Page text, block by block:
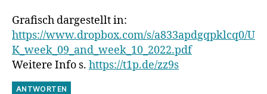
Grafisch dargestellt in:
https://www.dropbox.com/s/a833apdgqpklcq0/U
K_week_09_and_week_10_2022.pdf
Weitere Info s. https://t1p.de/zz9s
ANTWORTEN